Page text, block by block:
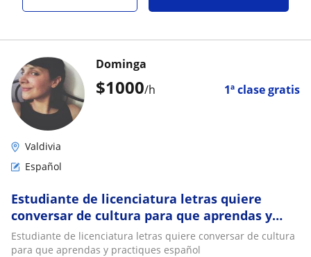
$1000/h 1ª clase gratis
Dominga
Valdivia
Español
Estudiante de licenciatura letras quiere
conversar de cultura para que aprendas y
practiques español
Estudiante de licenciatura letras quiere conversar de cultura
para que aprendas y practiques español